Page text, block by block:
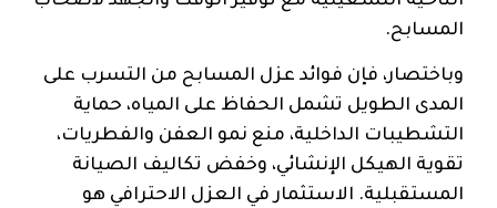
المسابح.
وباختصار، فإن فوائد عزل المسابح من التسرب على
المدى الطويل تشمل الحفاظ على المياه، حماية
التشطيبات الداخلية، منع نمو العفن والفطريات،
تقوية الهيكل الإنشائي، وخفض تكاليف الصيانة
المستقبلية. الاستثمار في العزل الاحترافي هو